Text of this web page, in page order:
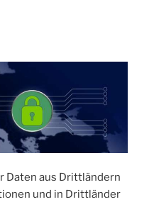
Daten aus Drittländern
und in Drittländer